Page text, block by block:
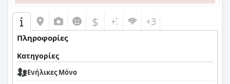
$ +3
Πληροφορίες
Κατηγορίες
Ενήλικες Μόνο